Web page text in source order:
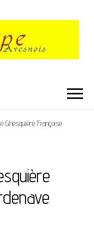
Ghesquière Françoise